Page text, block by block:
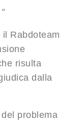
Rabdoteam
risulta
dalla
problema